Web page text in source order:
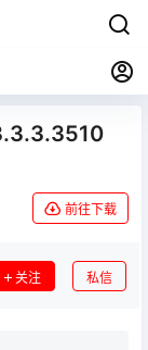
前往下载
关注 私信